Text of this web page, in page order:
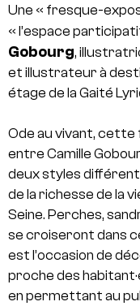
Une « fresque-
« l’espace
Gobourg,
et illustrateur à
étage de la Gaité
Ode au vivant, cette
entre Camille
deux styles
de la richesse de la
Seine. Perches,
se croiseront dans
est l’occasion de
proche des
en permettant au